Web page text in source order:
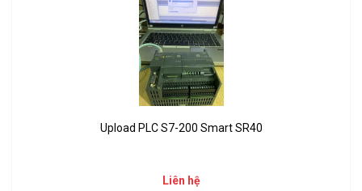
Upload PLC S7-200 Smart SR40
Liên hệ